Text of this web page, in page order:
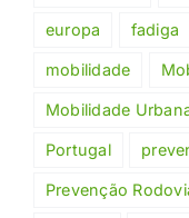
europa fadiga
mobilidade
Mobilidade
Portugal
Prevenção